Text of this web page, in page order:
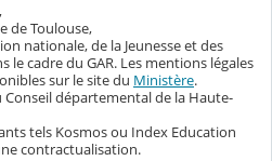
de Toulouse,
nationale, de la Jeunesse et des
le cadre du GAR. Les mentions légales
sur le site du Ministère.
Conseil départemental de la Haute-
tels Kosmos ou Index Education
contractualisation.